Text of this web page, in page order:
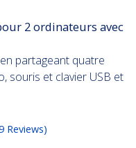
2 ordinateurs avec
partageant quatre
souris et clavier USB et
Reviews)